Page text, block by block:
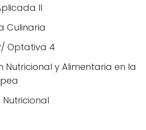
II
Culinaria
Optativa 4
Nutricional y Alimentaria en la